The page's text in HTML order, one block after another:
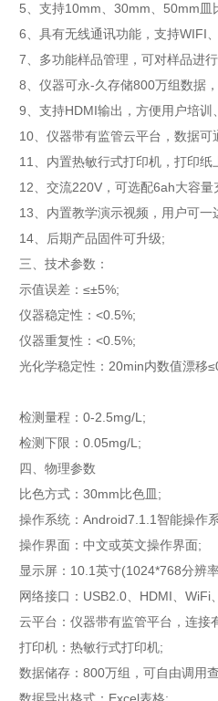
5、支持10mm、30mm、50mm皿
6、具有无线通讯功能，支持WIFI、
7、多功能样品管理，可对样品进行
8、仪器可永-久存储800万组数据，
9、支持HDMI输出，方便用户培训
10、仪器带有监管云平台，数据可
11、内置热敏行式打印机，打印纸
12、交流220V，可选配6ah大容量
13、内置教学演示视频，用户可一
14、后期产品固件可升级;
三、技术参数：
示值误差：≤±5%;
仪器稳定性：<0.5%;
仪器重复性：<0.5%;
光化学稳定性：20min内数值漂移
检测量程：0-2.5mg/L;
检测下限：0.05mg/L;
四、物理参数
比色方式：30mm比色皿;
操作系统：Android7.1.1智能操作
操作界面：中文或英文操作界面;
显示屏：10.1英寸(1024*768分辨率
网络接口：USB2.0、HDMI、WiFi
云平台：仪器带有监管平台，连接
打印机：热敏行式打印机;
数据储存：800万组，可自由调用